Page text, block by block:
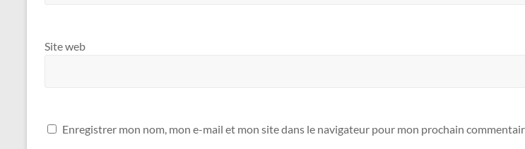
Site web
Enregistrer mon nom, mon e-mail et mon site dans le navigateur pour mon prochain